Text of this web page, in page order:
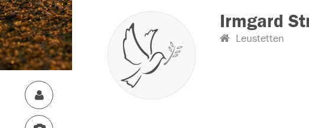
Irmgard
Leustetten